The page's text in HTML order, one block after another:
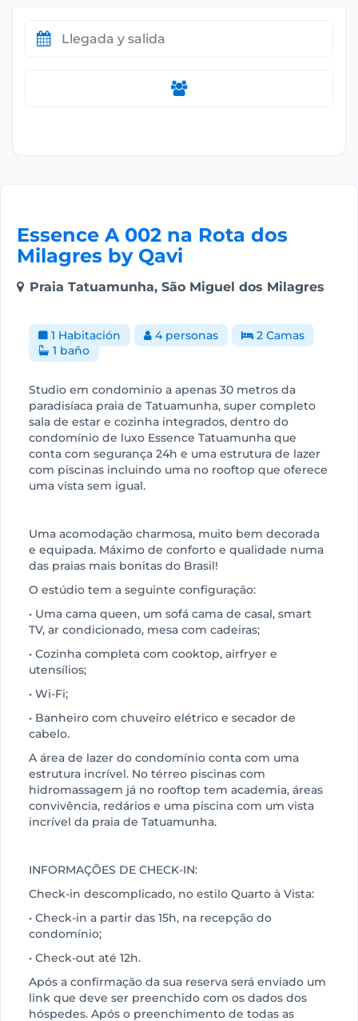
Essence A 002 na Rota dos
Milagres by Qavi
Praia Tatuamunha, São Miguel dos Milagres
1 Habitación 4 personas
2 Camas
1 baño
Studio em condominio a apenas 30 metros da
paradisíaca praia de Tatuamunha, super completo
sala de estar e cozinha integrados, dentro do
condomínio de luxo Essence Tatuamunha que
conta com segurança 24h e uma estrutura de lazer
com piscinas incluindo uma no rooftop que oferece
uma vista sem igual.
Uma acomodação charmosa, muito bem decorada
e equipada. Máximo de conforto e qualidade numa
das praias mais bonitas do Brasil!
O estúdio tem a seguinte configuração:
• Uma cama queen, um sofá cama de casal, smart
TV, ar condicionado, mesa com cadeiras;
• Cozinha completa com cooktop, airfryer e
utensílios;
• Wi-Fi;
• Banheiro com chuveiro elétrico e secador de
cabelo.
A área de lazer do condomínio conta com uma
estrutura incrível. No térreo piscinas com
hidromassagem já no rooftop tem academia, áreas
convivência, redários e uma piscina com um vista
incrível da praia de Tatuamunha.
INFORMAÇÕES DE CHECK-IN:
Check-in descomplicado, no estilo Quarto à Vista:
• Check-in a partir das 15h, na recepção do
condomínio;
• Check-out até 12h.
Após a confirmação da sua reserva será enviado um
link que deve ser preenchido com os dados dos
hóspedes. Após o preenchimento de todas as